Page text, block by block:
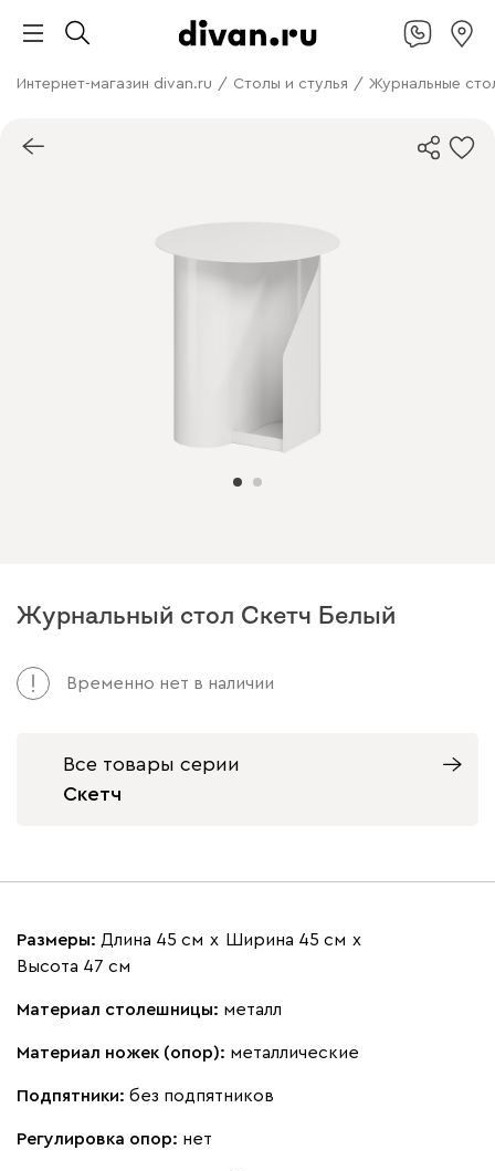
Интернет-магазин divan.ru / Столы и стулья / Журнальные
Журнальный стол Скетч Белый
Арт. 203037
Временно нет в наличии
Все товары серии
Скетч
Размеры: Длина 45 см х Ширина 45 см х
Высота 47 см
Материал столешницы: металл
Материал ножек (опор): металлические
Подпятники: без подпятников
Регулировка опор: нет